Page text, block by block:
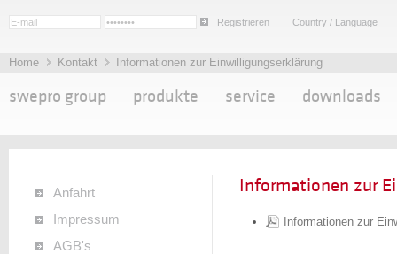
Registrieren Country / Language
Home Kontakt Informationen zur Einwilligungserklärung
swepro group produkte service downloads
Anfahrt
Impressum
AGB's
Informationen zur
Informationen zur